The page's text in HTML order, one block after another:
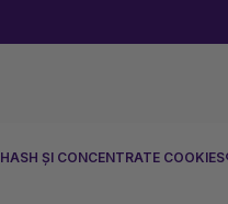
HASH ȘI CONCENTRATE